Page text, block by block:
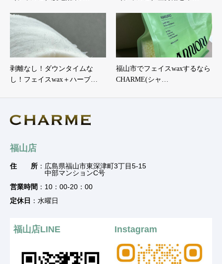
剥離なし！ダウンタイムな
し！フェイスwax＋ハーブ…
福山市でフェイスwaxするなら
CHARME(シャ…
福山店
住 所 ：広島県福山市東深津町3丁目5-15
中部マンションC号
営業時間 ：10：00-20：00
定休日 ：水曜日
福山店LINE Instagram